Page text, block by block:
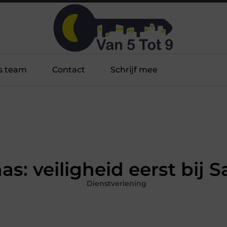
team Contact Schrijf mee
veiligheid eerst bij
Dienstverlening